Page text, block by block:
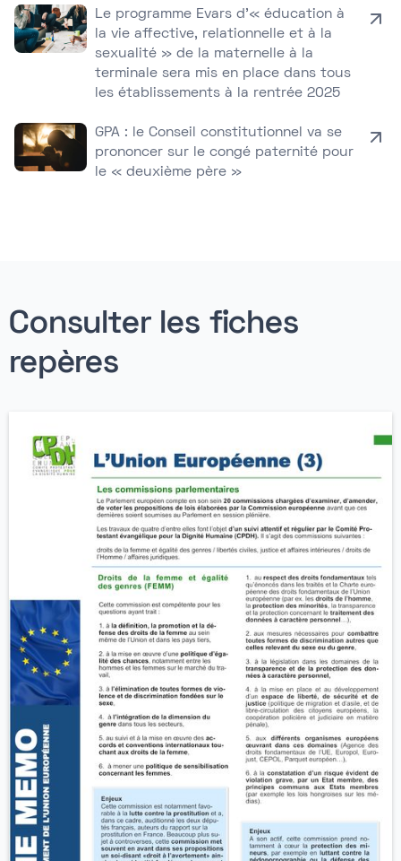
Le programme Evars d’« éducation à
la vie affective, relationnelle et à la
sexualité » de la maternelle à la
terminale sera mis en place dans tous
les établissements à la rentrée 2025
GPA : le Conseil constitutionnel va se
prononcer sur le congé paternité pour
le « deuxième père »
Consulter les fiches
repères